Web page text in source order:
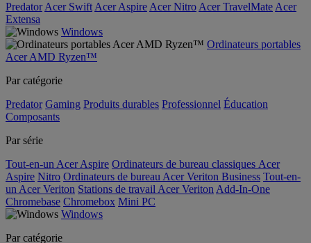
Predator Acer Swift Acer Aspire Acer Nitro Acer TravelMate Acer
Extensa
Windows
Ordinateurs portables
Acer AMD Ryzen™
Par catégorie
Predator Gaming Produits durables Professionnel Éducation
Composants
Par série
Tout-en-un Acer Aspire Ordinateurs de bureau classiques Acer
Aspire Nitro Ordinateurs de bureau Acer Veriton Business Tout-en-
un Acer Veriton Stations de travail Acer Veriton Add-In-One
Chromebase Chromebox Mini PC
Windows
Par catégorie